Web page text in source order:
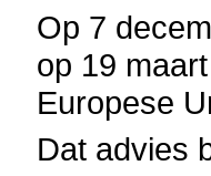
Op 7
op 19
Europese
Dat advies